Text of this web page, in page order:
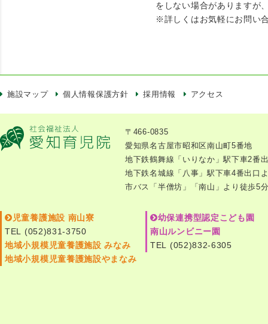
をしない場合がありますが
※詳しくはお気軽にお問い
施設マップ 個人情報保護方針 採用情報 アクセス
〒466-0835
愛知県名古屋市昭和区南山町5番地
地下鉄鶴舞線「いりなか」駅下車2番
地下鉄名城線「八事」駅下車4番出口
市バス「半僧坊」「南山」より徒歩5
児童養護施設 南山寮
TEL (052)831-3750
地域小規模児童養護施設 みなみ
地域小規模児童養護施設やまなみ
幼保連携型認定こども園
南山ルンビニー園
TEL (052)832-6305